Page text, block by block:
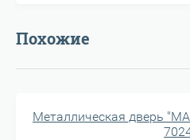
Похожие
Металлическая дверь